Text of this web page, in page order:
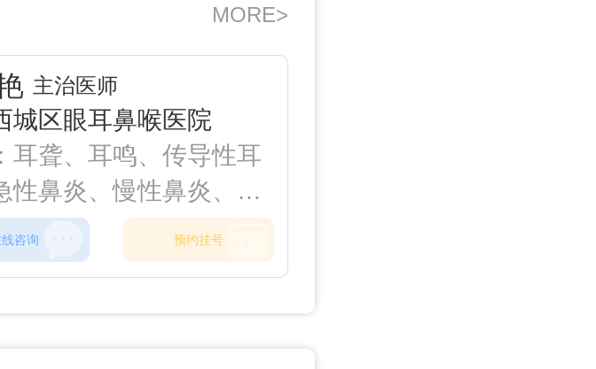
MORE>
主治医师
城区眼耳鼻喉医院
耳聋、耳鸣、传导性耳
性鼻炎、慢性鼻炎、鼻
慢性咽炎、急性咽炎、
桃体炎
咨询 预约挂号